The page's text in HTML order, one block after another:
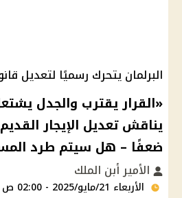
البرلمان يتحرك رسميًا لتعديل
«القرار يقترب والجدل
ضعفًا – هل سيتم طرد
الأمير أبن الملك
الأربعاء 21/مايو/2025 - 02:00 ص